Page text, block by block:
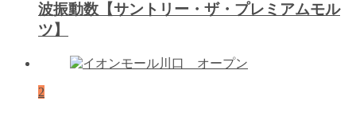
波振動数【サントリー・ザ・プレミアムモル
ツ】
2